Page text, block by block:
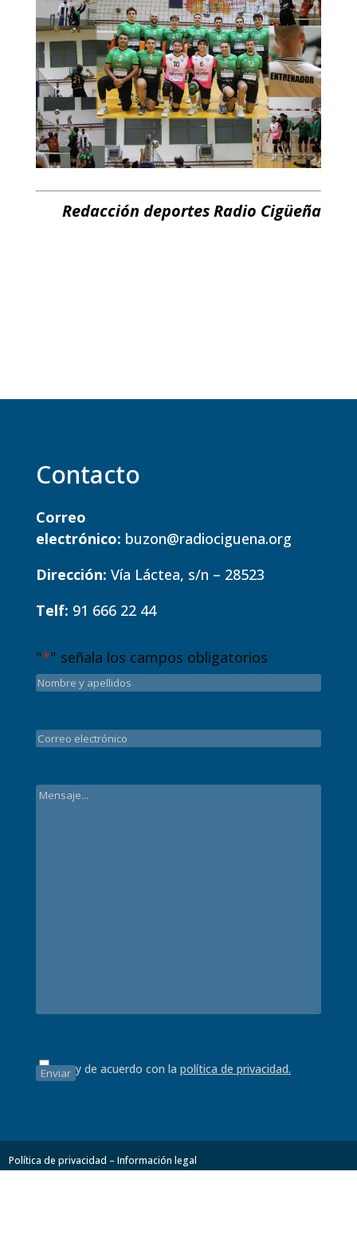
Redacción deportes Radio Cigüeña
Contacto
Correo
electrónico: buzon@radiociguena.org
Dirección: Vía Láctea, s/n – 28523
Telf: 91 666 22 44
"*" señala los campos obligatorios
Estoy de acuerdo con la política de privacidad.
Política de privacidad – Información legal